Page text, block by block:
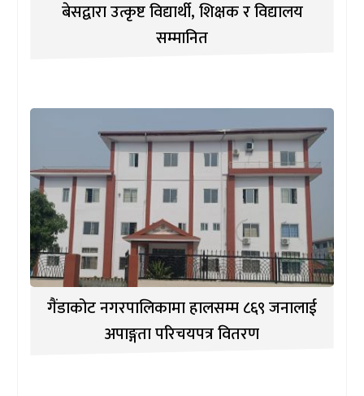
बेसद्वारा उत्कृष्ट विद्यार्थी, शिक्षक र विद्यालय
सम्मानित
गैंडाकोट नगरपालिकामा हालसम्म ८६९ जनालाई
अपाङ्गता परिचयपत्र वितरण